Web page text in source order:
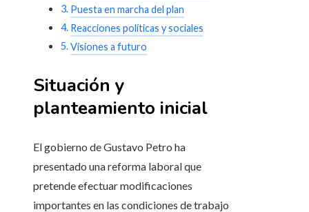
Puesta en marcha del plan
Reacciones políticas y sociales
Visiones a futuro
Situación y
planteamiento inicial
El gobierno de Gustavo Petro ha
presentado una reforma laboral que
pretende efectuar modificaciones
importantes en las condiciones de trabajo